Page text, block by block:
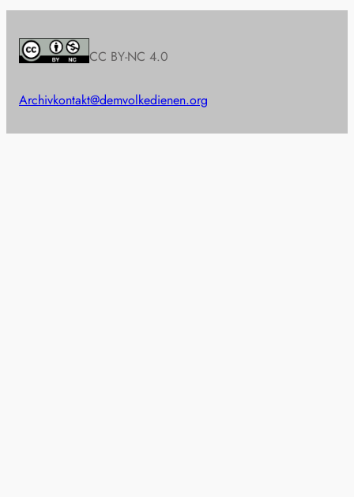
CC BY-NC 4.0
Archivkontakt@demvolkedienen.org